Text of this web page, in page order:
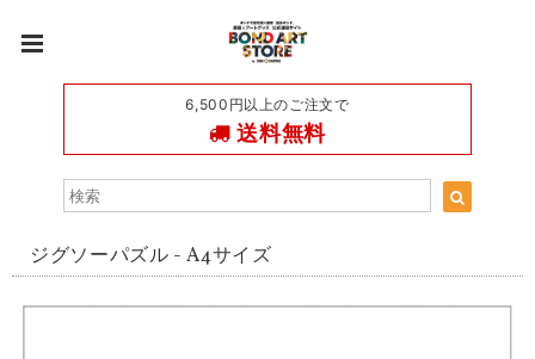
6,500円以上のご注文で
送料無料
ジグソーパズル - A4サイズ